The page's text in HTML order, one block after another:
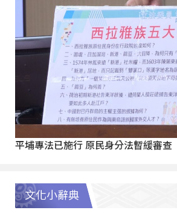
平埔專法已施行 原民身分法暫緩審查
文化小辭典